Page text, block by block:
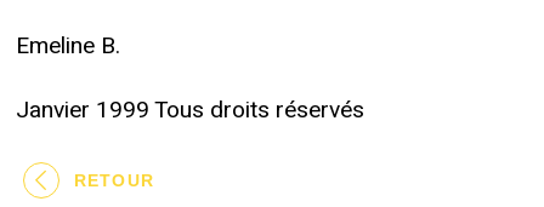
Emeline B.
Janvier 1999 Tous droits réservés
RETOUR